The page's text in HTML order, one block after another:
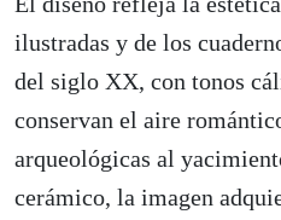
ilustradas y de los
del siglo XX, con tonos
conservan el aire
arqueológicas al
cerámico, la imagen